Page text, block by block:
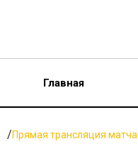
Главная
Прямая трансляция